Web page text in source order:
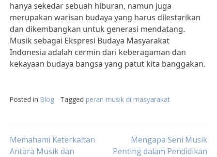
hanya sekedar sebuah hiburan, namun juga
merupakan warisan budaya yang harus dilestarikan
dan dikembangkan untuk generasi mendatang.
Musik sebagai Ekspresi Budaya Masyarakat
Indonesia adalah cermin dari keberagaman dan
kekayaan budaya bangsa yang patut kita banggakan.
Posted in Blog Tagged peran musik di masyarakat
Post
Memahami Keterkaitan
Antara Musik dan
Mengapa Seni Musik
Penting dalam Pendidikan